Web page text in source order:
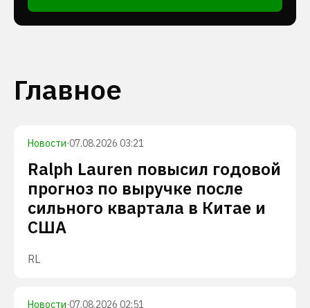
Главное
Новости·07.08.2026 03:21
Ralph Lauren повысил годовой
прогноз по выручке после
сильного квартала в Китае и
США
RL
Новости·07.08.2026 02:51